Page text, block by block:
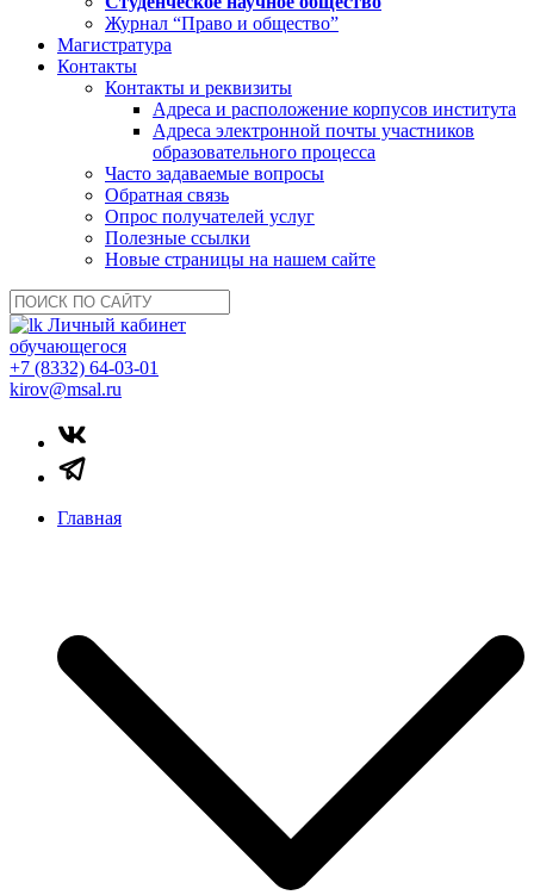
Журнал “Право и общество”
Магистратура
Контакты
Контакты и реквизиты
Адреса и расположение корпусов института
Адреса электронной почты участников
образовательного процесса
Часто задаваемые вопросы
Обратная связь
Опрос получателей услуг
Полезные ссылки
Новые страницы на нашем сайте
Личный кабинет
обучающегося
+7 (8332) 64-03-01
kirov@msal.ru
Главная